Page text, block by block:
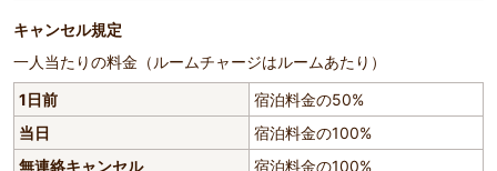
キャンセル規定
一人当たりの料金（ルームチャージはルームあたり）
1日前
宿泊料金の50%
当日
宿泊料金の100%
無連絡キャンセル
宿泊料金の100%